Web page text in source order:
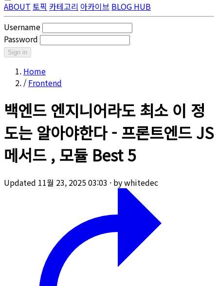
ABOUT 토픽 카테고리 아카이브 BLOG HUB
Username
Password
Sign in
Home
/ Frontend
백엔드 엔지니어라도 최소 이 정
도는 알아야한다 - 프론트엔드 JS
메서드 , 모듈 Best 5
Updated 11월 23, 2025 03:03 · by whitedec